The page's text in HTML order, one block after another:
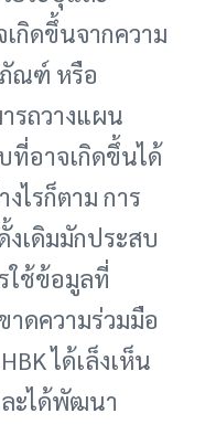
กิดขึ้นจากความ
ณฑ์ หรือ
รถวางแผน
อาจเกิดขึ้นได้
ไรก็ตาม การ
งเดิมมักประสบ
ใช้ข้อมูลที่
าดความร่วมมือ
ได้เล็งเห็น
ะได้พัฒนา